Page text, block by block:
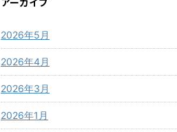
2026年5月
2026年4月
2026年3月
2026年1月